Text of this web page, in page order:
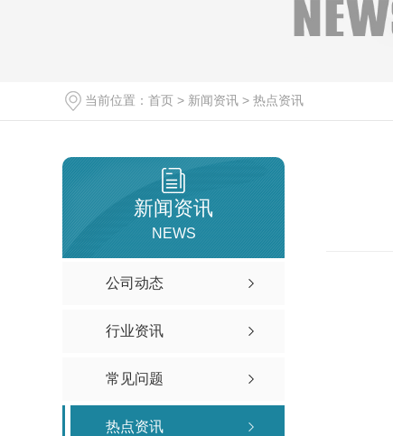
当前位置： 首页 > 新闻资讯 > 热点资讯
新闻资讯
NEWS
公司动态
行业资讯
常见问题
热点资讯